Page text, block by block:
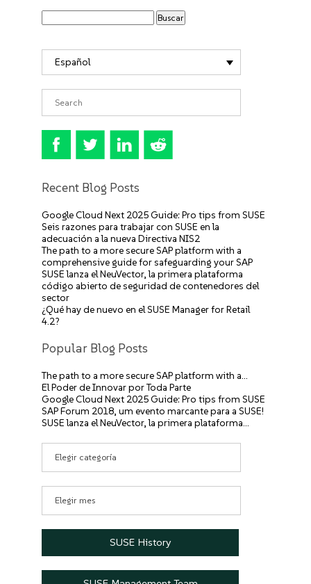
Español
Recent Blog Posts
Google Cloud Next 2025 Guide: Pro tips from SUSE
Seis razones para trabajar con SUSE en la
adecuación a la nueva Directiva NIS2
The path to a more secure SAP platform with a
comprehensive guide for safeguarding your SAP
SUSE lanza el NeuVector, la primera plataforma
código abierto de seguridad de contenedores del
sector
¿Qué hay de nuevo en el SUSE Manager for Retail
4.2?
Popular Blog Posts
The path to a more secure SAP platform with a…
El Poder de Innovar por Toda Parte
Google Cloud Next 2025 Guide: Pro tips from SUSE
SAP Forum 2018, um evento marcante para a SUSE!
SUSE lanza el NeuVector, la primera plataforma…
SUSE History